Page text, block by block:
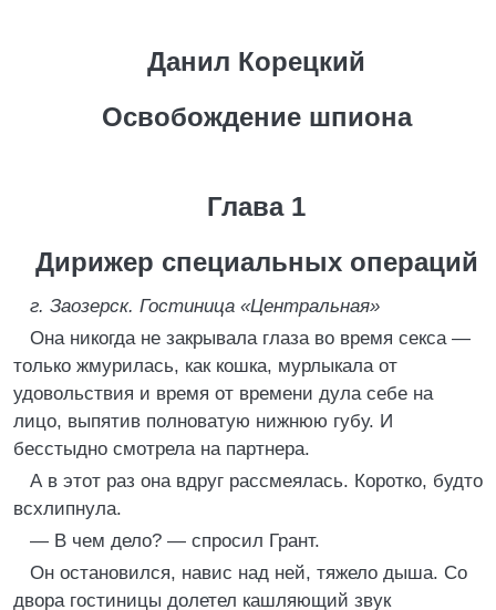
Данил Корецкий
Освобождение шпиона
Глава 1
Дирижер специальных операций
г. Заозерск. Гостиница «Центральная»
Она никогда не закрывала глаза во время секса —
только жмурилась, как кошка, мурлыкала от
удовольствия и время от времени дула себе на
лицо, выпятив полноватую нижнюю губу. И
бесстыдно смотрела на партнера.
А в этот раз она вдруг рассмеялась. Коротко, будто
всхлипнула.
— В чем дело? — спросил Грант.
Он остановился, навис над ней, тяжело дыша. Со
двора гостиницы долетел кашляющий звук